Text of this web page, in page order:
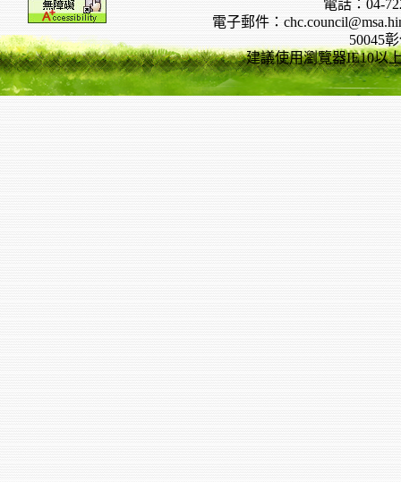
電話：04-
電子郵件：
50045
建議使用瀏覽器IE10以